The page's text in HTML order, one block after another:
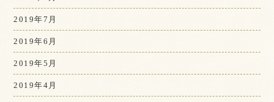
2019年7月
2019年6月
2019年5月
2019年4月